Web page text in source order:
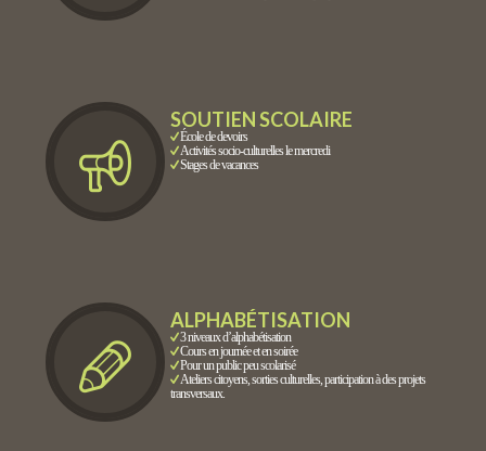
SOUTIEN SCOLAIRE
École de devoirs
Activités socio-culturelles le mercredi
Stages de vacances
ALPHABÉTISATION
3 niveaux d’alphabétisation
Cours en journée et en soirée
Pour un public peu scolarisé
Ateliers citoyens, sorties culturelles, participation à des projets
transversaux.